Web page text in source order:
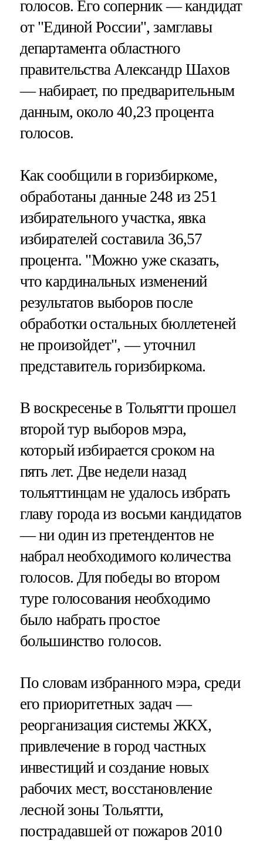
голосов. Его соперник — кандидат
от "Единой России", замглавы
департамента областного
правительства Александр Шахов
— набирает, по предварительным
данным, около 40,23 процента
голосов.
Как сообщили в горизбиркоме,
обработаны данные 248 из 251
избирательного участка, явка
избирателей составила 36,57
процента. "Можно уже сказать,
что кардинальных изменений
результатов выборов после
обработки остальных бюллетеней
не произойдет", — уточнил
представитель горизбиркома.
В воскресенье в Тольятти прошел
второй тур выборов мэра,
который избирается сроком на
пять лет. Две недели назад
тольяттинцам не удалось избрать
главу города из восьми кандидатов
— ни один из претендентов не
набрал необходимого количества
голосов. Для победы во втором
туре голосования необходимо
было набрать простое
большинство голосов.
По словам избранного мэра, среди
его приоритетных задач —
реорганизация системы ЖКХ,
привлечение в город частных
инвестиций и создание новых
рабочих мест, восстановление
лесной зоны Тольятти,
пострадавшей от пожаров 2010